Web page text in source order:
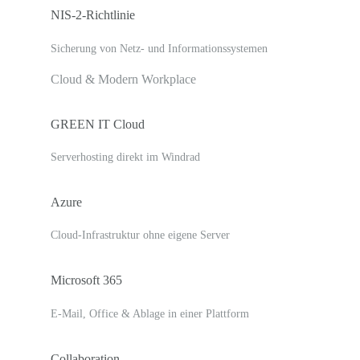
NIS-2-Richtlinie
Sicherung von Netz- und Informationssystemen
Cloud & Modern Workplace
GREEN IT Cloud
Serverhosting direkt im Windrad
Azure
Cloud-Infrastruktur ohne eigene Server
Microsoft 365
E-Mail, Office & Ablage in einer Plattform